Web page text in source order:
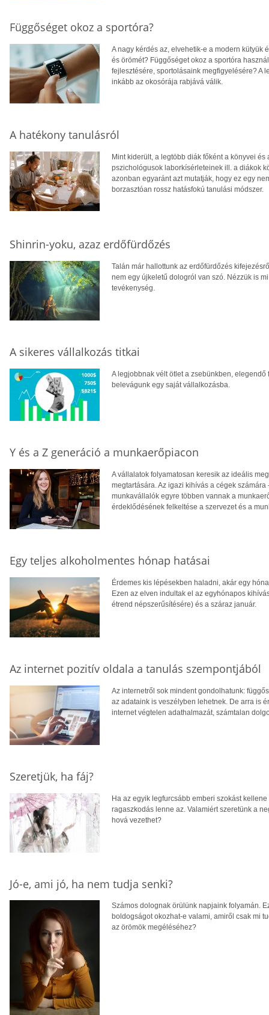
Függőséget okoz a sportóra?
A nagy kérdés az, elvehetik-e a modern kütyük
és örömét? Függőséget okoz a sportóra
fejlesztésére, sportolásaink megfigyelésére? A
inkább az okosórája rabjává válik.
A hatékony tanulásról
Mint kiderült, a legtöbb diák főként a könyvei
pszichológusok laborkísérleteinek ill. a diákok
azonban egyaránt azt mutatják, hogy ez egy
borzasztóan rossz hatásfokú tanulási módszer.
Shinrin-yoku, azaz erdőfürdőzés
Talán már hallottunk az erdőfürdőzés
nem egy újkeletű dologról van szó. Nézzük is
tevékenység.
A sikeres vállalkozás titkai
A legjobbnak vélt ötlet a zsebünkben,
belevágunk egy saját vállalkozásba.
Y és a Z generáció a munkaerőpiacon
A vállalatok folyamatosan keresik az ideális
megtartására. Az igazi kihívás a cégek
munkavállalók egyre többen vannak a
érdeklődésének felkeltése a szervezet és a
Egy teljes alkoholmentes hónap hatásai
Érdemes kis lépésekben haladni, akár egy
Ezen az elven indultak el az egyhónapos
étrend népszerűsítésére) és a száraz január.
Az internet pozitív oldala a tanulás szempontjából
Az internetről sok mindent gondolhatunk:
az adataink is veszélyben lehetnek. De arra is
internet végtelen adathalmazát, számtalan
Szeretjük, ha fáj?
Ha az egyik legfurcsább emberi szokást
ragaszkodás lenne az. Valamiért szeretünk a
hová vezethet?
Jó-e, ami jó, ha nem tudja senki?
Számos dolognak örülünk napjaink folyamán.
boldogságot okozhat-e valami, amiről csak mi
az örömök megéléséhez?